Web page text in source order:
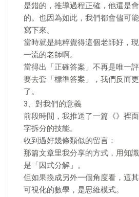
是錯的，推導過程正確，他還是
的。也因為如此，我們都會儘可
寫下來。
當時就是純粹覺得這個老師好，
一流的老師啊。
當得出「正確答案」不再是唯一
要去套「標準答案」，我們反而
了。
3、對我們的意義
前段時間，我推送了一篇《》裡
字拆分的技能。
收到過好幾條類似的留言：
那篇文章里我分享的方式，用知
是「因式分解」。
但如果換成另外一個角度看，這
可視化的數學，是思維模式。